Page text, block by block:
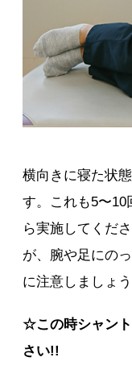
横向きに寝た状
す。これも5〜
ら実施してくだ
が、腕や足にの
に注意しましょう
☆この時シャン
さい!!